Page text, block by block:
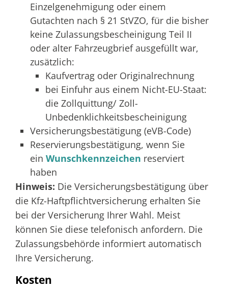
Einzelgenehmigung oder einem
Gutachten nach § 21 StVZO, für die bisher
keine Zulassungsbescheinigung Teil II
oder alter Fahrzeugbrief ausgefüllt war,
zusätzlich:
Kaufvertrag oder Originalrechnung
bei Einfuhr aus einem Nicht-EU-Staat:
die Zollquittung/ Zoll-
Unbedenklichkeitsbescheinigung
Versicherungsbestätigung (eVB-Code)
Reservierungsbestätigung, wenn Sie
einWunschkennzeichen reserviert
haben
Hinweis: Die Versicherungsbestätigung über
die Kfz-Haftpflichtversicherung erhalten Sie
bei der Versicherung Ihrer Wahl. Meist
können Sie diese telefonisch anfordern. Die
Zulassungsbehörde informiert automatisch
Ihre Versicherung.
Kosten